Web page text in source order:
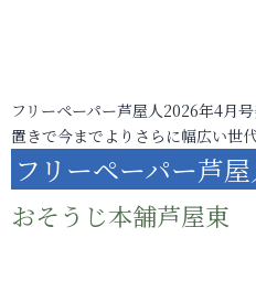
フリーペーパー芦屋人2026年4月
置きで今までよりさらに幅広い世
フリーペーパー芦
おそうじ本舗芦屋東